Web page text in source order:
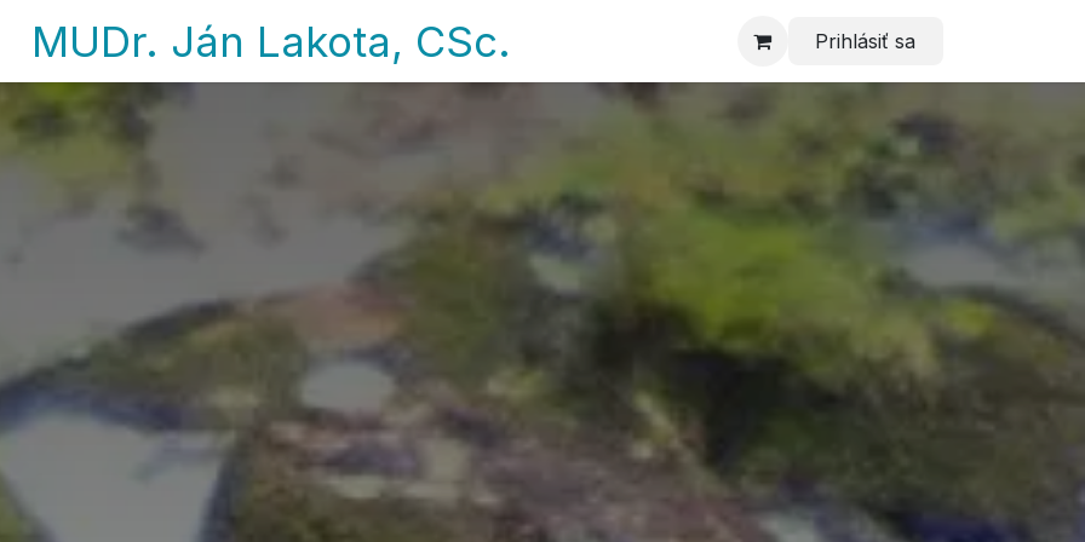
MUDr. Ján Lakota, CSc. Prihlásiť sa